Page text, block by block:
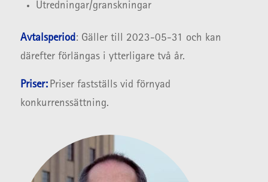
Utredningar/granskningar
Avtalsperiod: Gäller till 2023-05-31 och kan
därefter förlängas i ytterligare två år.
Priser:Priser fastställs vid förnyad
konkurrenssättning.